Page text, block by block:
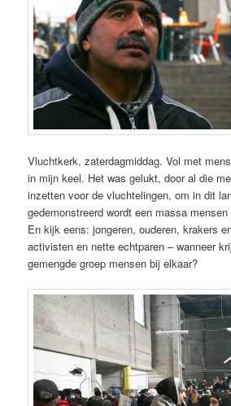
Vluchtkerk, zaterdagmiddag. Vol met
in mijn keel. Het was gelukt, door al die
inzetten voor de vluchtelingen, om in dit
gedemonstreerd wordt een massa
En kijk eens: jongeren, ouderen, krakers
activisten en nette echtparen – wanneer
gemengde groep mensen bij elkaar?